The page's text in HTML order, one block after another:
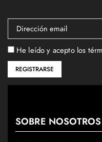
He leído y acepto los
SOBRE NOSOTROS